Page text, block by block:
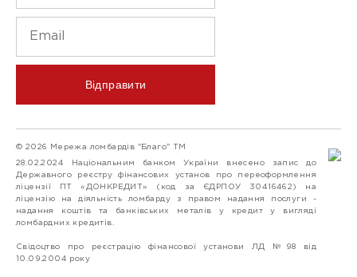
Відправити
© 2026 Мережа ломбардів "Благо" ТМ
28.02.2024 Національним банком України внесено запис до
Державного реєстру фінансових установ про переоформлення
ліцензії ПТ «ДОНКРЕДИТ» (код за ЄДРПОУ 30416462) на
ліцензію на діяльність ломбарду з правом надання послуги -
надання коштів та банківських металів у кредит у вигляді
ломбардних кредитів.
Свідоцтво про реєстрацію фінансової установи ЛД №98 від
10.09.2004 року